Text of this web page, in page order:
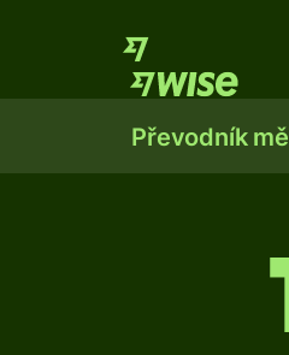
Převodník